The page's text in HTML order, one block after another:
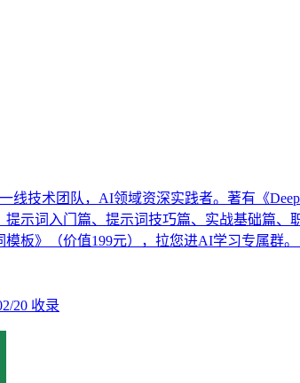
线技术团队，AI领域资深实践者。著有《
示词入门篇、提示词技巧篇、实战基础篇
板》（价值199元），拉您进AI学习专属群
20 收录